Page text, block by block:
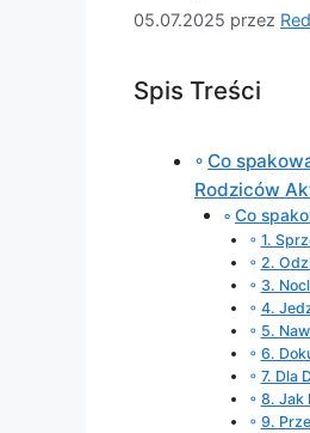
05.07.2025 przez
Spis Treści
Co
Rodziców
Co
1.
2.
3.
4.
5.
6.
7. Dla
8. Jak
9.